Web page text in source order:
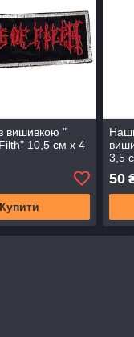
вишивкою "
10,5 см х 4
Купити
3,5
50